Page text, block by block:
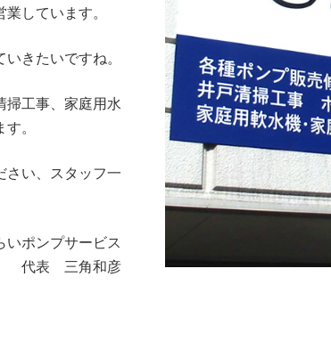
しています。
きたいですね。
掃工事、家庭用水
。
さい、スタッフ一
いポンプサービス
代表 三角和彦